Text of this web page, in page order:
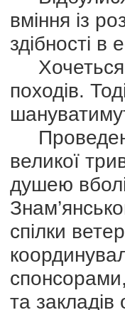
вміння із
здібності в
Хочеться,
походів.
великої
душею
спілки
спонсорами,
та закладів